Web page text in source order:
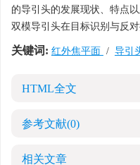
的导引头的发展现状、特点
双模导引头在目标识别与反
关键词: 红外焦平面 / 导引
HTML全文
参考文献(0)
相关文章